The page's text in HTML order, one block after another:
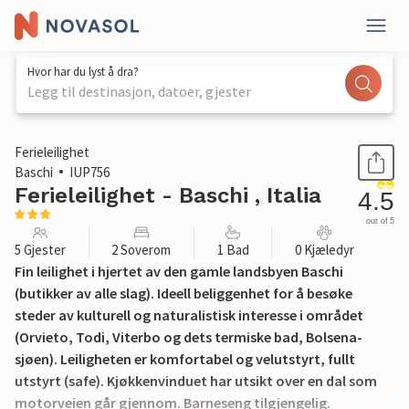
Hvor har du lyst å dra?
Legg til destinasjon, datoer, gjester
1 / 16
Ferieleilighet
Baschi
IUP756
Ferieleilighet - Baschi , Italia 4.5
out of 5
5 Gjester 2 Soverom 1 Bad 0 Kjæledyr
Fin leilighet i hjertet av den gamle landsbyen Baschi
(butikker av alle slag). Ideell beliggenhet for å besøke
steder av kulturell og naturalistisk interesse i området
(Orvieto, Todi, Viterbo og dets termiske bad, Bolsena-
sjøen). Leiligheten er komfortabel og velutstyrt, fullt
utstyrt (safe). Kjøkkenvinduet har utsikt over en dal som
motorveien går gjennom. Barneseng tilgjengelig.